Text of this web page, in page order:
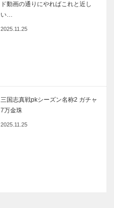
ド動画の通りにやればこれと近し
い…
2025.11.25
三国志真戦pkシーズン名称2 ガチャ
7万金珠
2025.11.25